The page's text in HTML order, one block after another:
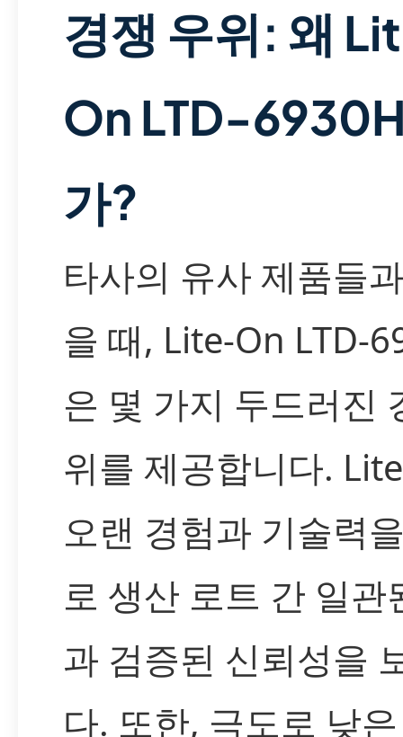
경쟁 우위: 왜
On LTD-
가?
타사의 유사 제품들
을 때, Lite-On LTD-
은 몇 가지 두드러진
위를 제공합니다.
오랜 경험과 기술력
로 생산 로트 간 일관
과 검증된 신뢰성을
다. 또한, 극도로 낮